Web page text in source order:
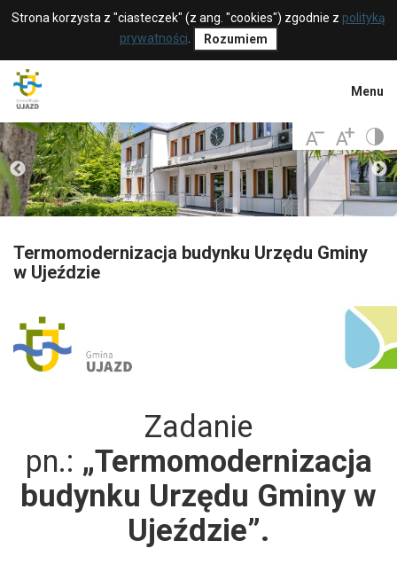
Strona korzysta z "ciasteczek" (z ang. "cookies") zgodnie z polityką
prywatności
Rozumiem
Menu
Termomodernizacja budynku Urzędu Gminy
w Ujeździe
Zadanie
pn.: „Termomodernizacja
budynku Urzędu Gminyw
Ujeździe”.